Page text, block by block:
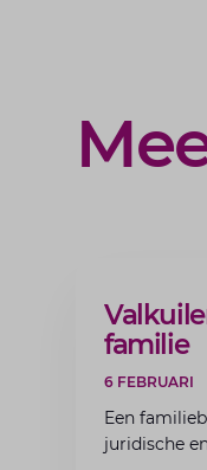
ARTIKEL
familie
6 FEBRUARI
Een
juridische